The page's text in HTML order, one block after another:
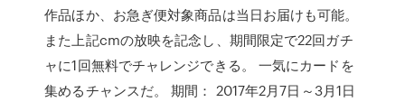
作品ほか、お急ぎ便対象商品は当日お届けも可能。
また上記cmの放映を記念し、期間限定で22回ガチ
ャに1回無料でチャレンジできる。 一気にカードを
集めるチャンスだ。 期間： 2017年2月7日～3月1日